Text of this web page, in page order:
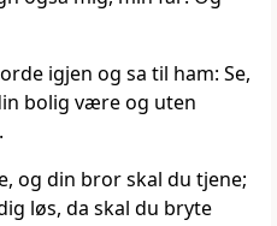
igjen og sa til ham: Se,
bolig være og uten
og din bror skal du tjene;
løs, da skal du bryte